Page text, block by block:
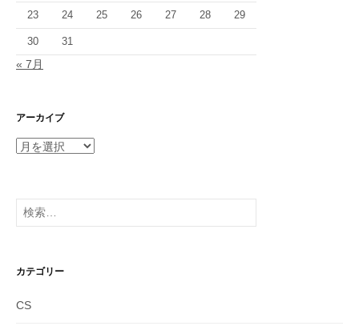
23 24 25 26 27 28 29
30 31
« 7月
アーカイブ
ア
イ
ブ
検
索:
カテゴリー
CS